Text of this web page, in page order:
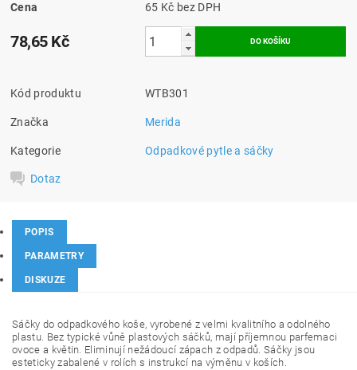
Cena 65 Kč bez DPH
78,65 Kč
Kód produktu WTB301
Značka Merida
Kategorie Odpadkové pytle a sáčky
Dotaz
POPIS
PARAMETRY
DISKUZE
Sáčky do odpadkového koše, vyrobené z velmi kvalitního a odolného
plastu. Bez typické vůně plastových sáčků, mají příjemnou parfemaci
ovoce a květin. Eliminují nežádoucí zápach z odpadů. Sáčky jsou
esteticky zabalené v rolích s instrukcí na výměnu v koších.